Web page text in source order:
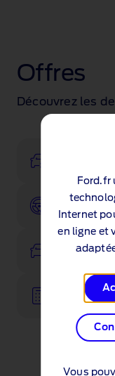
Ford.fr
Internet
en ligne et
Vous
Offres
Découvrez les
Réserver
Voir les
Ford